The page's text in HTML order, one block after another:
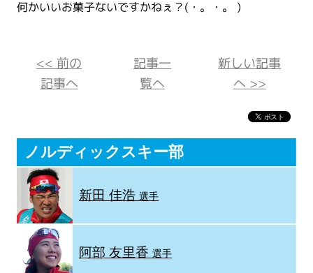
何かいいお菓子ないですかねぇ？(・。・。 )
<< 前の
記事へ
記事一
覧へ
新しい記事
へ >>
ノルディックスキー部
新田 佳浩選手
阿部 友里香選手